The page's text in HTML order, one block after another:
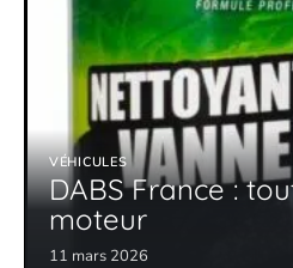
VÉHICULES
DABS France :
moteur
11 mars 2026